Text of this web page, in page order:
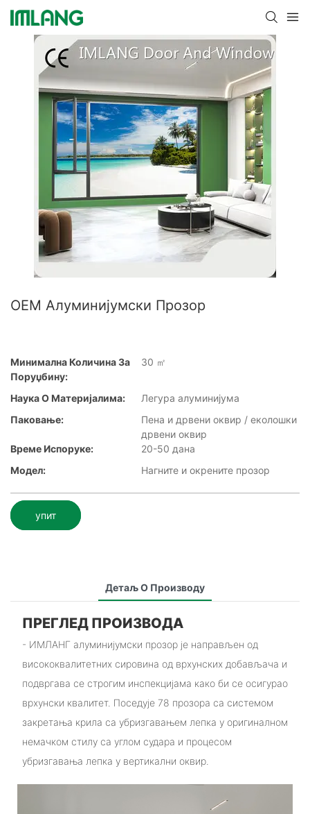
ОЕМ Алуминијумски Прозор
Минимална Количина За
Поруџбину:
30 ㎡
Наука О Материјалима:
Легура алуминијума
Паковање:
Пена и дрвени оквир / еколошки
дрвени оквир
Време Испоруке:
20-50 дана
Модел:
Нагните и окрените прозор
упит
Детаљ О Производу
ПРЕГЛЕД ПРОИЗВОДА
- ИМЛАНГ алуминијумски прозор је направљен од
висококвалитетних сировина од врхунских добављача и
подвргава се строгим инспекцијама како би се осигурао
врхунски квалитет. Поседује 78 прозора са системом
закретања крила са убризгавањем лепка у оригиналном
немачком стилу са углом судара и процесом
убризгавања лепка у вертикални оквир.